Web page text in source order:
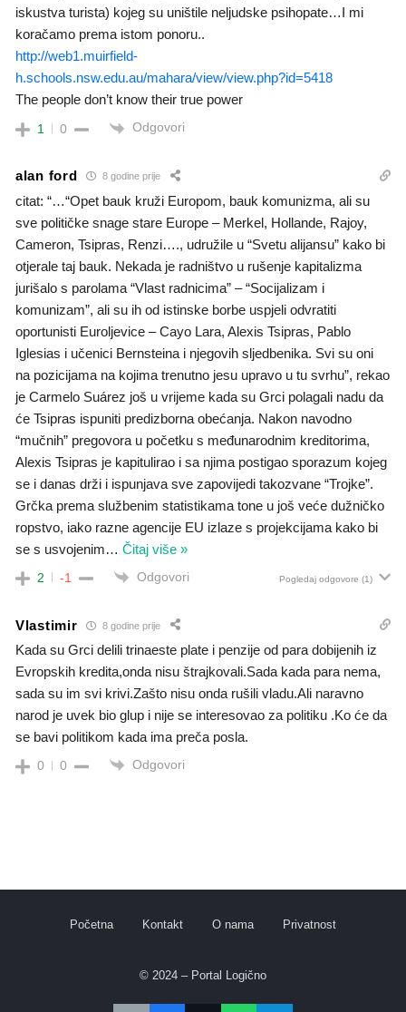
iskustva turista) kojeg su uništile neljudske psihopate…I mi
koračamo prema istom ponoru..
http://web1.muirfield-
h.schools.nsw.edu.au/mahara/view/view.php?id=5418
The people don’t know their true power
1 0 Odgovori
alan ford 8 godine prije
citat: “…“Opet bauk kruži Europom, bauk komunizma, ali su
sve političke snage stare Europe – Merkel, Hollande, Rajoy,
Cameron, Tsipras, Renzi…., udružile u “Svetu alijansu” kako bi
otjerale taj bauk. Nekada je radništvo u rušenje kapitalizma
jurišalo s parolama “Vlast radnicima” – “Socijalizam i
komunizam”, ali su ih od istinske borbe uspjeli odvratiti
oportunisti Euroljevice – Cayo Lara, Alexis Tsipras, Pablo
Iglesias i učenici Bernsteina i njegovih sljedbenika. Svi su oni
na pozicijama na kojima trenutno jesu upravo u tu svrhu”, rekao
je Carmelo Suárez još u vrijeme kada su Grci polagali nadu da
će Tsipras ispuniti predizborna obećanja. Nakon navodno
“mučnih” pregovora u početku s međunarodnim kreditorima,
Alexis Tsipras je kapitulirao i sa njima postigao sporazum kojeg
se i danas drži i ispunjava sve zapovijedi takozvane “Trojke”.
Grčka prema službenim statistikama tone u još veće dužničko
ropstvo, iako razne agencije EU izlaze s projekcijama kako bi
se s usvojenim… Čitaj više »
2 -1 Odgovori Pogledaj odgovore (1)
Vlastimir 8 godine prije
Kada su Grci delili trinaeste plate i penzije od para dobijenih iz
Evropskih kredita,onda nisu štrajkovali.Sada kada para nema,
sada su im svi krivi.Zašto nisu onda rušili vladu.Ali naravno
narod je uvek bio glup i nije se interesovao za politiku .Ko će da
se bavi politikom kada ima preča posla.
0 0 Odgovori
Početna Kontakt O nama Privatnost
© 2024 – Portal Logično